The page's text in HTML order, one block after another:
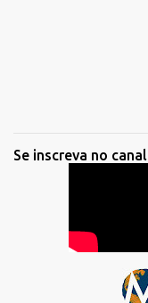
Se inscreva no canal